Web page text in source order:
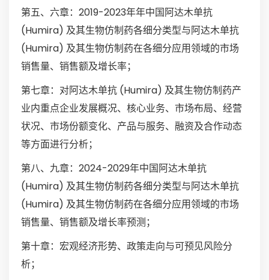
第五、六章：2019-2023年年中国阿达木单抗
(Humira) 及其生物仿制药各细分类型与阿达木单抗
(Humira) 及其生物仿制药在各细分应用领域的市场
销售量、销售额及增长率；
第七章：对阿达木单抗 (Humira) 及其生物仿制药产
业内重点企业发展概况、核心业务、市场布局、经营
状况、市场份额变化、产品与服务、融资及合作动态
等方面进行分析；
第八、九章：2024-2029年中国阿达木单抗
(Humira) 及其生物仿制药各细分类型与阿达木单抗
(Humira) 及其生物仿制药在各细分应用领域的市场
销售量、销售额及增长率预测；
第十章：宏观经济形势、政策走向与可预见风险分
析；